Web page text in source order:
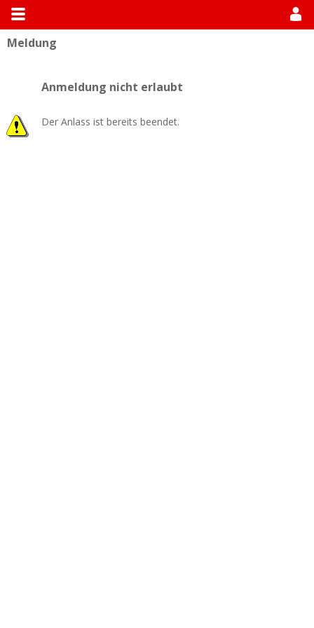
Allgemein
Module suchen
Modulhandbücher
Meldung
Anmeldung nicht erlaubt
Der Anlass ist bereits beendet.